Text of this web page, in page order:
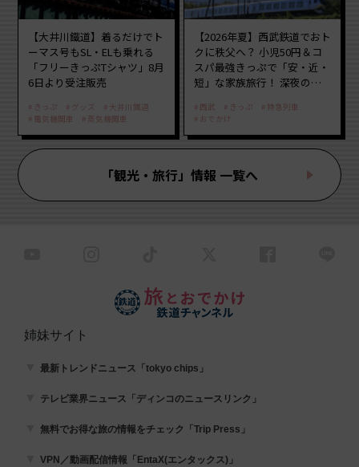
【大井川鐵道】着るだけでト
ーマス号もSL・ELも乗れる
「フリーきっぷTシャツ」8月
6日より受注販売
きっぷ グッズ
大井川鐵道
電気機関車
蒸気機関車
【2026年夏】西武鉄道でおト
クに秩父へ？ 小児50円＆コ
スパ最強きっぷで「安・近・
短」な家族旅行！ 深夜の正
ーも
西武 きっぷ
特急列車
おでかけ
「観光・旅行」情報 一覧へ
姉妹サイト
最新トレンドニュース「tokyo chips」
テレビ業界ニュース「ディンコのニュースリンク」
無料でお得な旅の情報をチェック「Trip Press」
VPN／動画配信情報「EntaX(エンタックス)」